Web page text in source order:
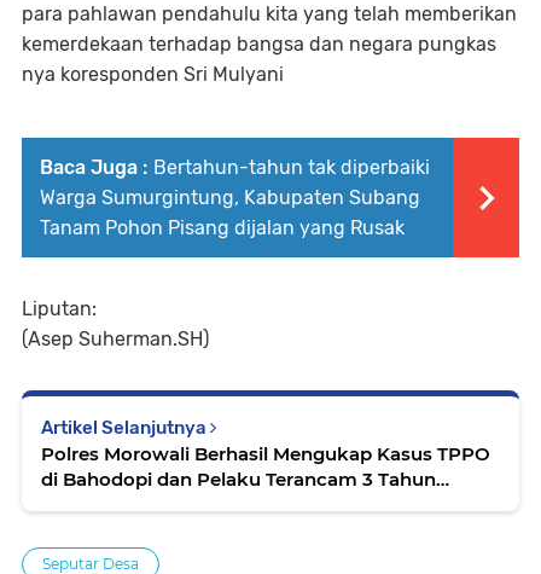
para pahlawan pendahulu kita yang telah memberikan
kemerdekaan terhadap bangsa dan negara pungkas
nya koresponden Sri Mulyani
Baca Juga : Bertahun-tahun tak diperbaiki
Warga Sumurgintung, Kabupaten Subang
Tanam Pohon Pisang dijalan yang Rusak
Liputan:
(Asep Suherman.SH)
Artikel Selanjutnya
Polres Morowali Berhasil Mengukap Kasus TPPO
di Bahodopi dan Pelaku Terancam 3 Tahun
Seputar Desa